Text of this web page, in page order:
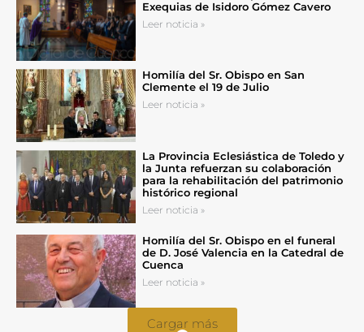
Exequias de Isidoro Gómez Cavero
Leer noticia »
Homilía del Sr. Obispo en San
Clemente el 19 de Julio
Leer noticia »
La Provincia Eclesiástica de Toledo y
la Junta refuerzan su colaboración
para la rehabilitación del patrimonio
histórico regional
Leer noticia »
Homilía del Sr. Obispo en el funeral
de D. José Valencia en la Catedral de
Cuenca
Leer noticia »
Cargar más